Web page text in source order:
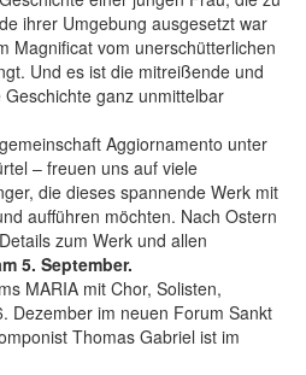
ihrer Umgebung ausgesetzt war
Magnificat vom unerschütterlichen
Und es ist die mitreißende und
ganz unmittelbar
Aggiornamento unter
– freuen uns auf viele
die dieses spannende Werk mit
aufführen möchten. Nach Ostern
zum Werk und allen
5. September.
MARIA mit Chor, Solisten,
Dezember im neuen Forum Sankt
Thomas Gabriel ist im